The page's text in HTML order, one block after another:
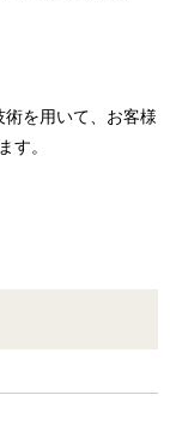
術を用いて、お客様
す。